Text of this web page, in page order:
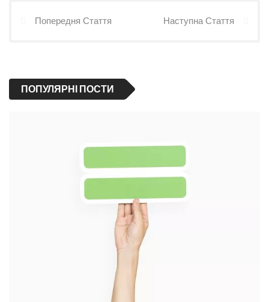
Попередня Стаття Наступна Стаття
ПОПУЛЯРНІ ПОСТИ